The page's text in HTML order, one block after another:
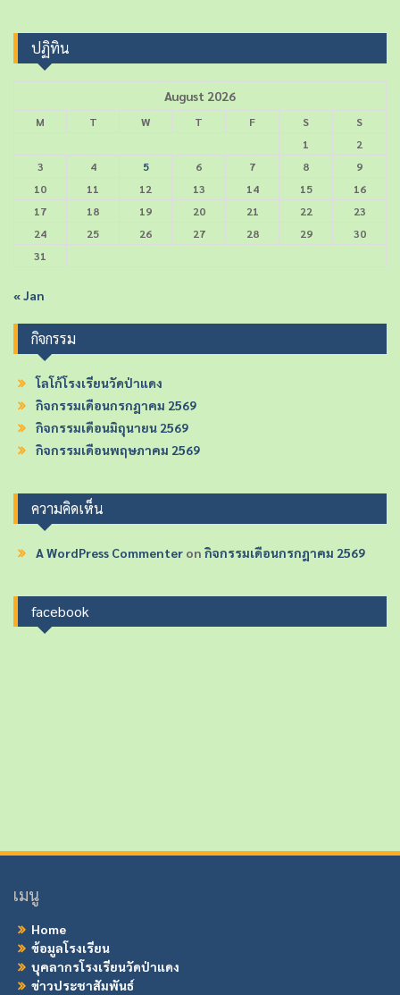
ปฏิทิน
August 2026
M T W T F S
S
1
2
3
4 5 6 7 8
9
10
11 12 13 14 15
16
17
18 19 20 21 22
23
24
25 26 27 28 29
30
31
« Jan
กิจกรรม
โลโก้โรงเรียนวัดป่าแดง
กิจกรรมเดือนกรกฎาคม 2569
กิจกรรมเดือนมิถุนายน 2569
กิจกรรมเดือนพฤษภาคม 2569
ความคิดเห็น
A WordPress Commenter on กิจกรรมเดือนกรกฎาคม 2569
facebook
เมนู
Home
ข้อมูลโรงเรียน
บุคลากรโรงเรียนวัดป่าแดง
ข่าวประชาสัมพันธ์